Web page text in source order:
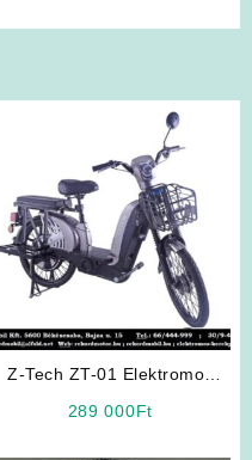
Z-Tech ZT-01 Elektromos
289 000Ft